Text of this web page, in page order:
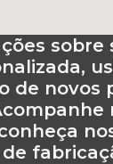
sobre
de novos